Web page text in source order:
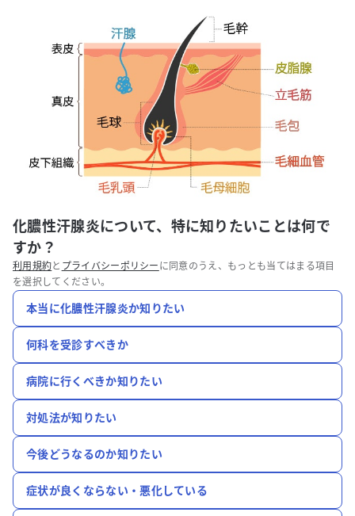
化膿性汗腺炎について、特に知りたいことは何で
すか？
利用規約と プライバシーポリシー に同意のうえ、もっとも当てはまる項目
を選択してください。
本当に化膿性汗腺炎か知りたい
何科を受診すべきか
病院に行くべきか知りたい
対処法が知りたい
今後どうなるのか知りたい
症状が良くならない・悪化している